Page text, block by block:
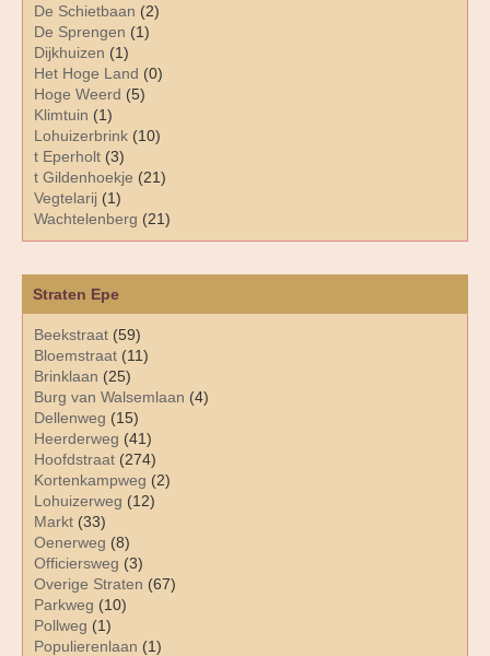
Straten Epe
Beekstraat (59)
Bloemstraat (11)
Brinklaan (25)
Burg van Walsemlaan (4)
Dellenweg (15)
Heerderweg (41)
Hoofdstraat (274)
Kortenkampweg (2)
Lohuizerweg (12)
Markt (33)
Oenerweg (8)
Officiersweg (3)
Overige Straten (67)
Parkweg (10)
Pollweg (1)
Populierenlaan (1)
De Schietbaan (2)
De Sprengen (1)
Dijkhuizen (1)
Het Hoge Land (0)
Hoge Weerd (5)
Klimtuin (1)
Lohuizerbrink (10)
t Eperholt (3)
t Gildenhoekje (21)
Vegtelarij (1)
Wachtelenberg (21)